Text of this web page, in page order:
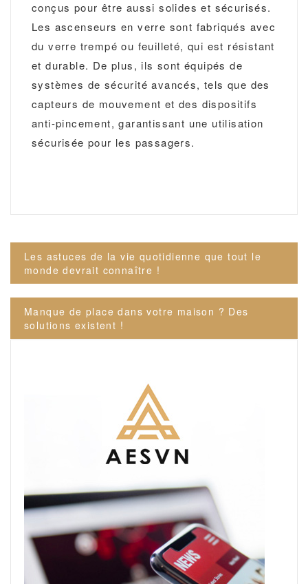
conçus pour être aussi solides et sécurisés.
Les ascenseurs en verre sont fabriqués avec
du verre trempé ou feuilleté, qui est résistant
et durable. De plus, ils sont équipés de
systèmes de sécurité avancés, tels que des
capteurs de mouvement et des dispositifs
anti-pincement, garantissant une utilisation
sécurisée pour les passagers.
Navigation
de
l’article
Les astuces de la vie quotidienne que tout le
monde devrait connaître !
Manque de place dans votre maison ? Des
solutions existent !